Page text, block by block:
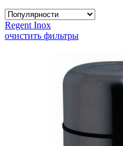
Regent Inox
очистить фильтры